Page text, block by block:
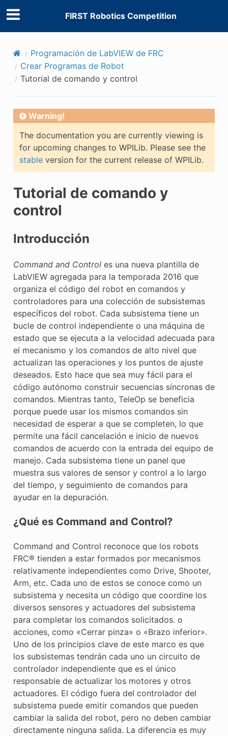
FIRST Robotics Competition
Programación de LabVIEW de FRC
Crear Programas de Robot
Tutorial de comando y control
Warning!
The documentation you are currently viewing is
for upcoming changes to WPILib. Please see the
stableversion for the current release of WPILib.
Tutorial de comando y
control
Introducción
Command and Controles una nueva plantilla de
LabVIEW agregada para la temporada 2016 que
organiza el código del robot en comandos y
controladores para una colección de subsistemas
específicos del robot. Cada subsistema tiene un
bucle de control independiente o una máquina de
estado que se ejecuta a la velocidad adecuada para
el mecanismo y los comandos de alto nivel que
actualizan las operaciones y los puntos de ajuste
deseados. Esto hace que sea muy fácil para el
código autónomo construir secuencias síncronas de
comandos. Mientras tanto, TeleOp se beneficia
porque puede usar los mismos comandos sin
necesidad de esperar a que se completen, lo que
permite una fácil cancelación e inicio de nuevos
comandos de acuerdo con la entrada del equipo de
manejo. Cada subsistema tiene un panel que
muestra sus valores de sensor y control a lo largo
del tiempo, y seguimiento de comandos para
ayudar en la depuración.
¿Qué es Command and Control?
Command and Control reconoce que los robots
FRC® tienden a estar formados por mecanismos
relativamente independientes como Drive, Shooter,
Arm, etc. Cada uno de estos se conoce como un
subsistema y necesita un código que coordine los
diversos sensores y actuadores del subsistema
para completar los comandos solicitados. o
acciones, como «Cerrar pinza» o «Brazo inferior».
Uno de los principios clave de este marco es que
los subsistemas tendrán cada uno un circuito de
controlador independiente que es el único
responsable de actualizar los motores y otros
actuadores. El código fuera del controlador del
subsistema puede emitir comandos que pueden
cambiar la salida del robot, pero no deben cambiar
directamente ninguna salida. La diferencia es muy